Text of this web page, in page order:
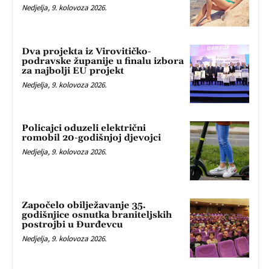
Nedjelja, 9. kolovoza 2026.
Dva projekta iz Virovitičko-
podravske županije u finalu izbora
za najbolji EU projekt
Nedjelja, 9. kolovoza 2026.
Policajci oduzeli električni
romobil 20-godišnjoj djevojci
Nedjelja, 9. kolovoza 2026.
Započelo obilježavanje 35.
godišnjice osnutka braniteljskih
postrojbi u Đurđevcu
Nedjelja, 9. kolovoza 2026.